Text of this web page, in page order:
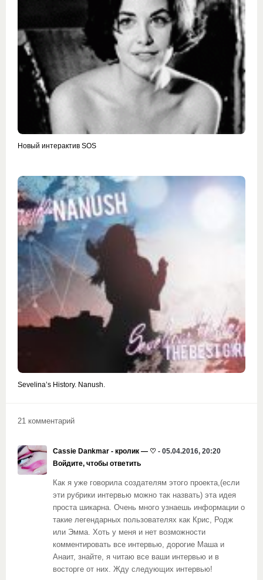
Новый интерактив SOS
Sevelina’s History. Nanush.
21 комментарий
Cassie Dankmar - кролик — ♡ - 05.04.2016, 20:20
Войдите, чтобы ответить
Как я уже говорила создателям этого проекта,(если
эти рубрики интервью можно так назвать) эта идея
проста шикарна. Очень много узнаешь информации о
такие легендарных пользователях как Крис, Родж
или Эмма. Хоть у меня и нет возможности
комментировать все интервью, дорогие Маша и
Анаит, знайте, я читаю все ваши интервью и в
восторге от них. Жду следующих интервью!